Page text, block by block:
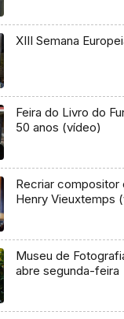
XIII Semana
Feira do Livro do
50 anos (vídeo)
Recriar compositor
Henry Vieuxtemps
Museu de
abre segunda-feira